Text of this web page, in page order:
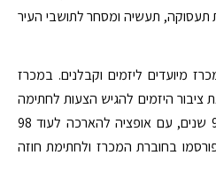
תעסוקה, תעשיה ומסחר לתושבי העיר
מיועדים ליזמים וקבלנים. במכרז
היזמים להגיש הצעות לחתימה
על חוזה חכירה לתקופה של 98 שנים, עם אופציה להארכה לעוד 98
בחוברת המכרז ולחתימת חוזה